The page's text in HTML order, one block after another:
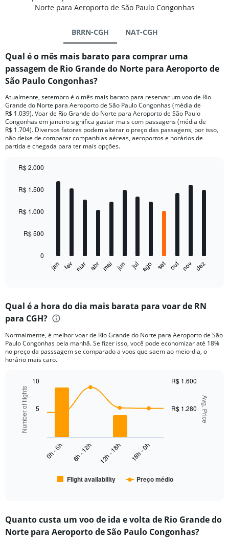
Norte para Aeroporto de São Paulo Congonhas
BRRN-CGH NAT-CGH
Qual é o mês mais barato para comprar uma
passagem de Rio Grande do Norte para Aeroporto de
São Paulo Congonhas?
Atualmente, setembro é o mês mais barato para reservar um voo de Rio
Grande do Norte para Aeroporto de São Paulo Congonhas (média de
R$ 1.039). Voar de Rio Grande do Norte para Aeroporto de São Paulo
Congonhas em janeiro significa gastar mais com passagens (média de
R$ 1.704). Diversos fatores podem alterar o preço das passagens, por isso,
não deixe de comparar companhias aéreas, aeroportos e horários de
partida e chegada para ter mais opções.
chart
with
bars.
The
chart
Range:
12
The
chart
has
axis
displaying
values.
Range:
jan fev mar abr mai jun jul ago set out nov dez
0
R$ 500
R$ 1.000
R$ 1.500
R$ 2.000
Qual é a hora do dia mais barata para voar de RN
para CGH?
Normalmente, é melhor voar de Rio Grande do Norte para Aeroporto de São
Paulo Congonhas pela manhã. Se fizer isso, você pode economizar até 18%
no preço da passsagem se comparado a voos que saem ao meio-dia, o
horário mais caro.
Combination
chart
with
data
series.
categories.
Range:
Chart
graphic.
Avg. Price
Number of flights
Flight availability Preço médio
0h - 6h 6h - 12h 12h - 18h 18h - 0h
R$ 1.280
R$ 1.600
5
10
Quanto custa um voo de ida e volta de Rio Grande do
Norte para Aeroporto de São Paulo Congonhas?